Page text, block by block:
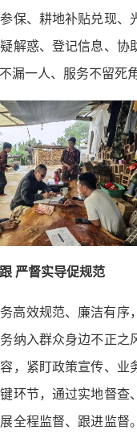
保、耕地补贴兑现、
解惑、登记信息、协
漏一人、服务不留死角
严督实导促规范
高效规范、廉洁有序
纳入群众身边不正之
，紧盯政策宣传、业
环节，通过实地督查
全程监督、跟进监督